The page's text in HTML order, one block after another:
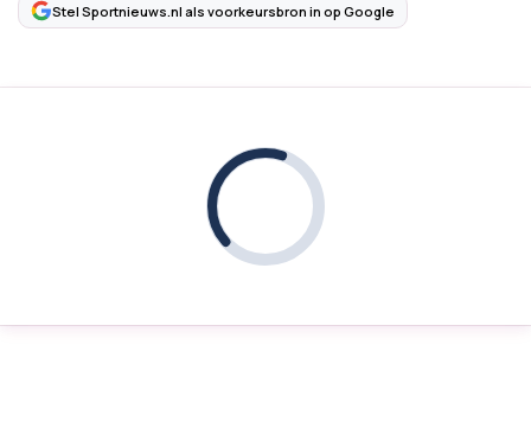
Stel Sportnieuws.nl als voorkeursbron in op Google